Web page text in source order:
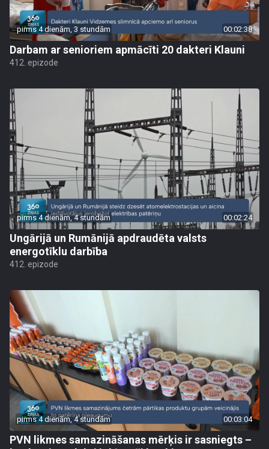
pirms 4 dienām, 3 stundām 00:02:38
Darbam ar senioriem apmācīti 20 dakteri Klauni
412. epizode
pirms 4 dienām, 4 stundām 00:02:24
Ungārijā un Rumānijā apdraudēta valsts
energotīklu darbība
412. epizode
pirms 4 dienām, 4 stundām 00:03:04
PVN likmes samazināšanas mērķis ir sasniegts –